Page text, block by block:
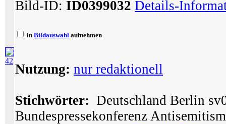
42
Bild-ID: ID0399032 Details-
in Bildauswahl aufnehmen
Nutzung: nur redaktionell
Stichwörter: Deutschland Berlin
Bundespressekonferenz